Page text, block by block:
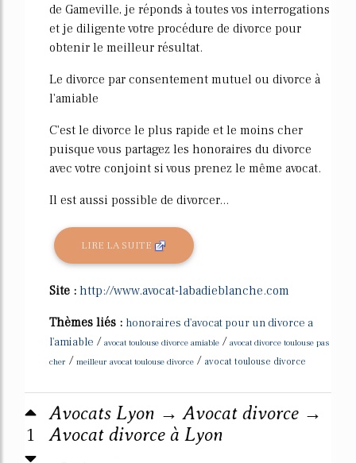
de Gameville, je réponds à toutes vos interrogations
et je diligente votre procédure de divorce pour
obtenir le meilleur résultat.
Le divorce par consentement mutuel ou divorce à
l'amiable
C'est le divorce le plus rapide et le moins cher
puisque vous partagez les honoraires du divorce
avec votre conjoint si vous prenez le même avocat.
Il est aussi possible de divorcer...
LIRE LA SUITE
Site : http://www.avocat-labadieblanche.com
Thèmes liés : honoraires d'avocat pour un divorce a
l'amiable / avocat toulouse divorce amiable / avocat divorce toulouse pas
cher / meilleur avocat toulouse divorce / avocat toulouse divorce
1
Avocats Lyon → Avocat divorce →
Avocat divorce à Lyon